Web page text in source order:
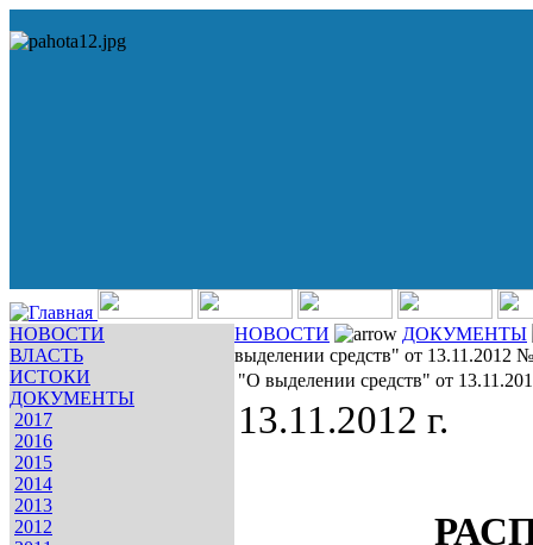
НОВОСТИ
ВЛАСТЬ
ИСТОКИ
ДОКУМЕНТЫ
2017
2016
2015
2014
2013
2012
НОВОСТИ
ДОКУМЕНТЫ
выделении средств" от 13.11.2012
"О выделении средств" от
13.11.2012 г.